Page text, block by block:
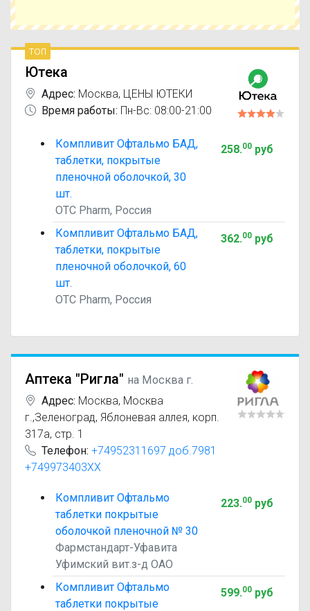
вариант по цене и наличию.
топ
Ютека
Адрес: Москва, ЦЕНЫ ЮТЕКИ
Время работы: Пн-Вс: 08:00-21:00
Компливит Офтальмо БАД,
таблетки, покрытые
пленочной оболочкой, 30
шт.
OTC Pharm, Россия
258.00руб
Компливит Офтальмо БАД,
таблетки, покрытые
пленочной оболочкой, 60
шт.
OTC Pharm, Россия
362.00руб
Аптека "Ригла" на Москва г.
Адрес: Москва, Москва
г.,Зеленоград, Яблоневая аллея, корп.
317а, стр. 1
Телефон: +74952311697 доб.7981
+749973403XX
Компливит Офтальмо
таблетки покрытые
оболочкой пленочной № 30
Фармстандарт-Уфавита
Уфимский вит.з-д ОАО
223.00руб
Компливит Офтальмо
таблетки покрытые
599.00руб